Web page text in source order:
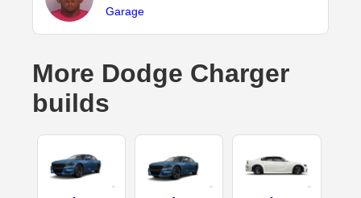
Garage
More Dodge Charger
builds